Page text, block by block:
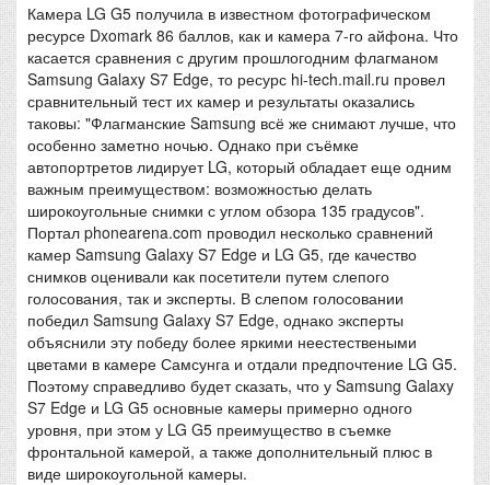
Камера LG G5 получила в известном фотографическом
ресурсе Dxomark 86 баллов, как и камера 7-го айфона. Что
касается сравнения с другим прошлогодним флагманом
Samsung Galaxy S7 Edge, то ресурс hi-tech.mail.ru провел
сравнительный тест их камер и результаты оказались
таковы: "Флагманские Samsung всё же снимают лучше, что
особенно заметно ночью. Однако при съёмке
автопортретов лидирует LG, который обладает еще одним
важным преимуществом: возможностью делать
широкоугольные снимки с углом обзора 135 градусов".
Портал phonearena.com проводил несколько сравнений
камер Samsung Galaxy S7 Edge и LG G5, где качество
снимков оценивали как посетители путем слепого
голосования, так и эксперты. В слепом голосовании
победил Samsung Galaxy S7 Edge, однако эксперты
объяснили эту победу более яркими неестествеными
цветами в камере Самсунга и отдали предпочтение LG G5.
Поэтому справедливо будет сказать, что у Samsung Galaxy
S7 Edge и LG G5 основные камеры примерно одного
уровня, при этом у LG G5 преимущество в съемке
фронтальной камерой, а также дополнительный плюс в
виде широкоугольной камеры.